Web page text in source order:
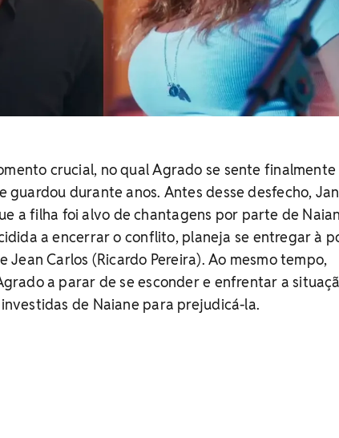
crucial, no qual Agrado se sente finalmente
guardou durante anos. Antes desse desfecho,
a filha foi alvo de chantagens por parte de
a encerrar o conflito, planeja se entregar à
Jean Carlos (Ricardo Pereira). Ao mesmo tempo,
a parar de se esconder e enfrentar a
de Naiane para prejudicá-la.